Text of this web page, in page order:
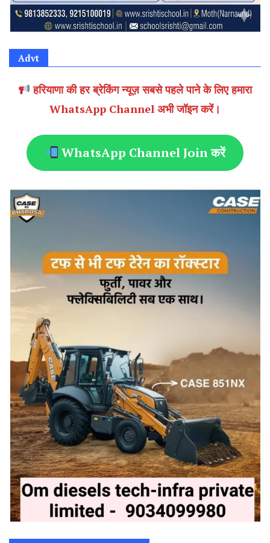
Advt
हरियाणा की हर ब्रेकिंग न्यूज़ सबसे पहले पाने के लिए हमारा
WhatsApp Channel अभी जॉइन करें।
WhatsApp Channel Join करें